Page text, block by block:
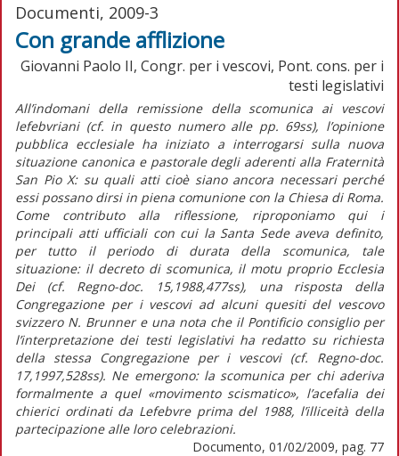
Documenti, 2009-3
Con grande afflizione
Giovanni Paolo II, Congr. per i vescovi, Pont. cons. per i
testi legislativi
All’indomani della remissione della scomunica ai vescovi
lefebvriani (cf. in questo numero alle pp. 69ss), l’opinione
pubblica ecclesiale ha iniziato a interrogarsi sulla nuova
situazione canonica e pastorale degli aderenti alla Fraternità
San Pio X: su quali atti cioè siano ancora necessari perché
essi possano dirsi in piena comunione con la Chiesa di Roma.
Come contributo alla riflessione, riproponiamo qui i
principali atti ufficiali con cui la Santa Sede aveva definito,
per tutto il periodo di durata della scomunica, tale
situazione: il decreto di scomunica, il motu proprio Ecclesia
Dei (cf. Regno-doc. 15,1988,477ss), una risposta della
Congregazione per i vescovi ad alcuni quesiti del vescovo
svizzero N. Brunner e una nota che il Pontificio consiglio per
l’interpretazione dei testi legislativi ha redatto su richiesta
della stessa Congregazione per i vescovi (cf. Regno-doc.
17,1997,528ss). Ne emergono: la scomunica per chi aderiva
formalmente a quel «movimento scismatico», l’acefalia dei
chierici ordinati da Lefebvre prima del 1988, l’illiceità della
partecipazione alle loro celebrazioni.
Documento, 01/02/2009, pag. 77